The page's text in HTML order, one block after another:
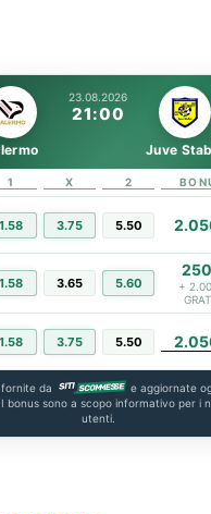
23.08.2026
21:00
Juve
1 X 2
1.58 3.75 5.50
1.58 3.65 5.60
+
1.58 3.75 5.50
da
e aggiornate
bonus sono a scopo informativo per i
utenti.